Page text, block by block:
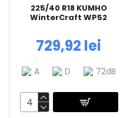
225/40 R18 KUMHO
WinterCraft WP52
729,92 lei
A D 72dB